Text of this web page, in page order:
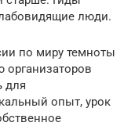
люди.
по миру темноты
для
опыт, урок